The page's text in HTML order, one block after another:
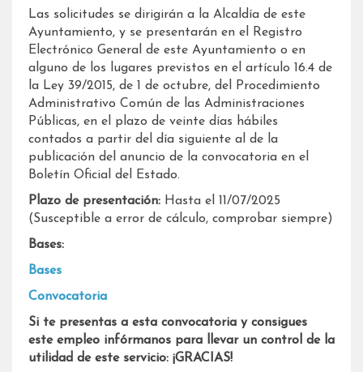
Las solicitudes se dirigirán a la Alcaldía de este
Ayuntamiento, y se presentarán en el Registro
Electrónico General de este Ayuntamiento o en
alguno de los lugares previstos en el artículo 16.4 de
la Ley 39/2015, de 1 de octubre, del Procedimiento
Administrativo Común de las Administraciones
Públicas, en el plazo de veinte días hábiles
contados a partir del día siguiente al de la
publicación del anuncio de la convocatoria en el
Boletín Oficial del Estado.
Plazo de presentación: Hasta el 11/07/2025
(Susceptible a error de cálculo, comprobar siempre)
Bases:
Bases
Convocatoria
Si te presentas a esta convocatoria y consigues
este empleo infórmanos para llevar un control de la
utilidad de este servicio: ¡GRACIAS!